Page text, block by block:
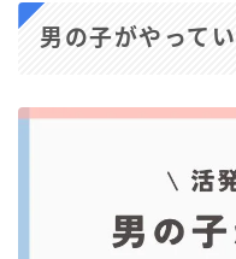
男の子がやって